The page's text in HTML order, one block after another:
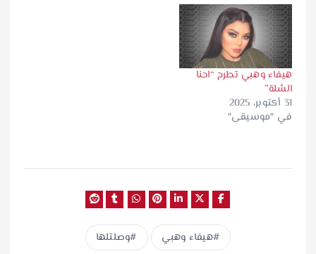
هيفاء وهبي تطرح “احنا
الشلة”
31 أكتوبر، 2025
في "موسيقى"
هيفاء وهبي وصلتلها